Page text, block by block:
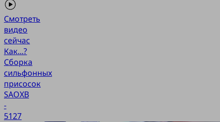
Смотреть
видео
сейчас
Как...?
Сборка
сильфонных
присосок
SAOXB
-
5127